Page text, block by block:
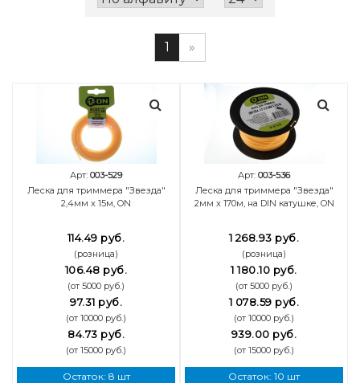
1 »
Арт: 003-529
Леска для триммера "Звезда"
2,4мм x 15м, ON
114.49 руб.
(розница)
106.48 руб.
(от 5000 руб.)
97.31 руб.
(от 10000 руб.)
84.73 руб.
(от 15000 руб.)
Остаток: 8 шт
Арт: 003-536
Леска для триммера "Звезда"
2мм x 170м, на DIN катушке, ON
1 268.93 руб.
(розница)
1 180.10 руб.
(от 5000 руб.)
1 078.59 руб.
(от 10000 руб.)
939.00 руб.
(от 15000 руб.)
Остаток: 10 шт